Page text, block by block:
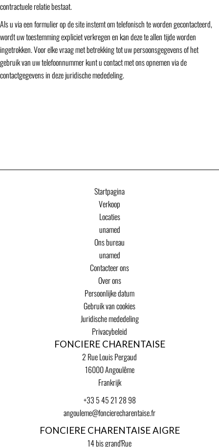
contractuele relatie bestaat.
Als u via een formulier op de site instemt om telefonisch te worden gecontacteerd,
wordt uw toestemming expliciet verkregen en kan deze te allen tijde worden
ingetrokken. Voor elke vraag met betrekking tot uw persoonsgegevens of het
gebruik van uw telefoonnummer kunt u contact met ons opnemen via de
contactgegevens in deze juridische mededeling.
Startpagina
Verkoop
Locaties
unamed
Ons bureau
unamed
Contacteer ons
Over ons
Persoonlijke datum
Gebruik van cookies
Juridische mededeling
Privacybeleid
FONCIERE CHARENTAISE
2 Rue Louis Pergaud
16000Angoulême
Frankrijk
+33 5 45 21 28 98
angouleme@foncierecharentaise.fr
FONCIERE CHARENTAISE AIGRE
14 bis grand'Rue